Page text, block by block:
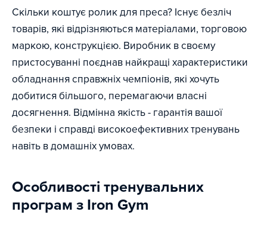
Скільки коштує ролик для преса? Існує безліч
товарів, які відрізняються матеріалами, торговою
маркою, конструкцією. Виробник в своєму
пристосуванні поєднав найкращі характеристики
обладнання справжніх чемпіонів, які хочуть
добитися більшого, перемагаючи власні
досягнення. Відмінна якість - гарантія вашої
безпеки і справді високоефективних тренувань
навіть в домашніх умовах.
Особливості тренувальних
програм з Iron Gym